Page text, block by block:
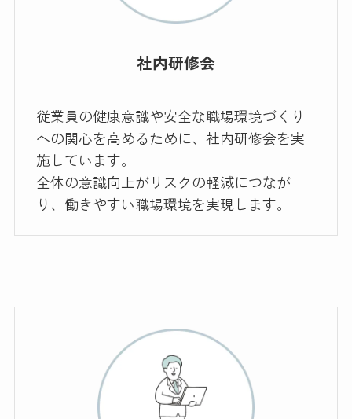
社内研修会
従業員の健康意識や安全な職場環境づくり
への関心を高めるために、社内研修会を実
施しています。
全体の意識向上がリスクの軽減につなが
り、働きやすい職場環境を実現します。